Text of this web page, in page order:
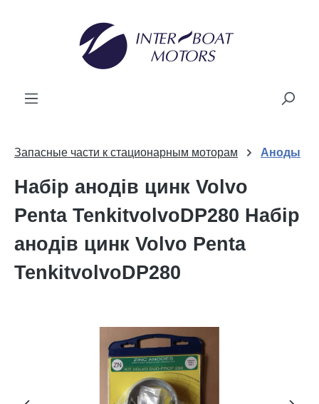
Запасные части к стационарным моторам Аноды
Набір анодів цинк Volvo
Penta TenkitvolvoDP280 Набір
анодів цинк Volvo Penta
TenkitvolvoDP280
Пропустити галерею зображень